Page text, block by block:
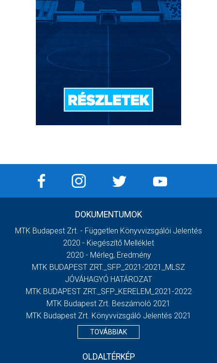
DOKUMENTUMOK
MTK Budapest Zrt. - Független Könyvvizsgálói Jelentés
2020 - Kiegészítő Melléklet
2020 - Mérleg, Eredmény
MTK BUDAPEST ZRT._SFP_2021-2021_MLSZ
JÓVÁHAGYÓ HATÁROZAT
MTK BUDAPEST ZRT._SFP_KERELEM_2021-2022
MTK Budapest Zrt. Beszámoló 2021
MTK Budapest Zrt. Könyvvizsgáló Jelentés 2021
TOVÁBBIAK
OLDALTÉRKÉP